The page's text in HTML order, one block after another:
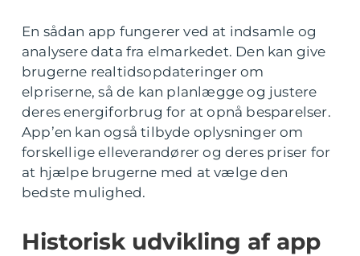
En sådan app fungerer ved at indsamle og
analysere data fra elmarkedet. Den kan give
brugerne realtidsopdateringer om
elpriserne, så de kan planlægge og justere
deres energiforbrug for at opnå besparelser.
App’en kan også tilbyde oplysninger om
forskellige elleverandører og deres priser for
at hjælpe brugerne med at vælge den
bedste mulighed.
Historisk udvikling af app